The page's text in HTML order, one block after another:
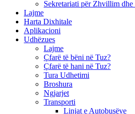
Sekretariati për Zhvillim dhe
Lajme
Harta Dixhitale
Aplikacioni
Udhëzues
Lajme
Çfarë të bëni në Tuz?
Çfarë të hani në Tuz?
Tura Udhetimi
Broshura
Ngjarjet
Transporti
Linjat e Autobusëve